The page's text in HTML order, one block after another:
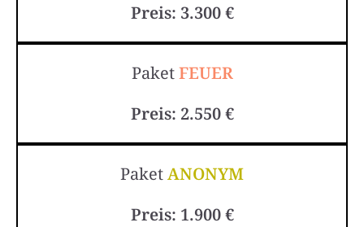
Preis: 3.300 €
PaketFEUER
Preis: 2.550 €
PaketANONYM
Preis: 1.900 €